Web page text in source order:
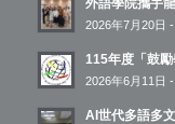
2026年7月20日
115年度「鼓
2026年6月11日
AI世代多語多